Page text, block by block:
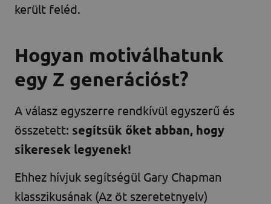
került feléd.
Hogyan motiválhatunk
egy Z generációst?
A válasz egyszerre rendkívül egyszerű és
összetett: segítsük őket abban, hogy
sikeresek legyenek!
Ehhez hívjuk segítségül Gary Chapman
klasszikusának (Az öt szeretetnyelv)